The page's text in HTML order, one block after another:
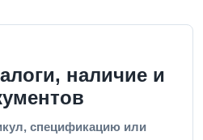
наличие и
спецификацию или